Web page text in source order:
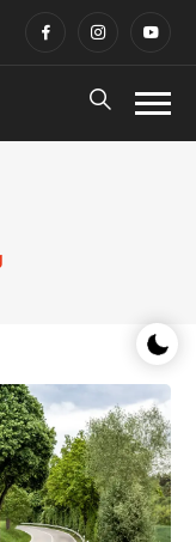
Gece/